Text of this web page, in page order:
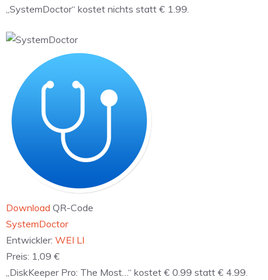
„SystemDoctor“ kostet nichts statt € 1.99.
Download QR-Code
SystemDoctor
Entwickler: WEI LI
Preis: 1,09 €
„DiskKeeper Pro: The Most…“ kostet € 0.99 statt € 4.99.